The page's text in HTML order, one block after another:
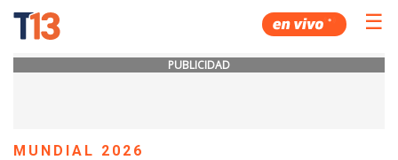
☰
PUBLICIDAD
MUNDIAL 2026